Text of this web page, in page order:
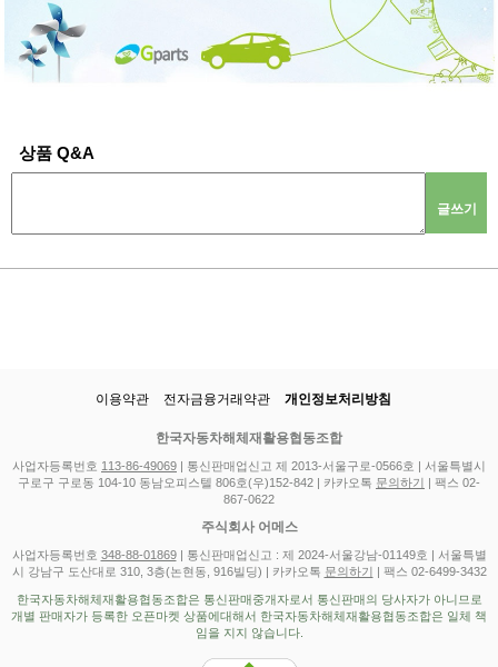
상품 Q&A
글쓰기
이용약관 전자금융거래약관 개인정보처리방침
한국자동차해체재활용협동조합
사업자등록번호 113-86-49069 | 통신판매업신고 제 2013-서울구로-0566호 | 서울특별시
구로구 구로동 104-10 동남오피스텔 806호(우)152-842 | 카카오톡 문의하기 | 팩스 02-
867-0622
주식회사 어메스
사업자등록번호 348-88-01869| 통신판매업신고 : 제 2024-서울강남-01149호 | 서울특별
시 강남구 도산대로 310, 3층(논현동, 916빌딩) | 카카오톡 문의하기 | 팩스 02-6499-3432
한국자동차해체재활용협동조합은 통신판매중개자로서 통신판매의 당사자가 아니므로
개별 판매자가 등록한 오픈마켓 상품에대해서 한국자동차해체재활용협동조합은 일체 책
임을 지지 않습니다.